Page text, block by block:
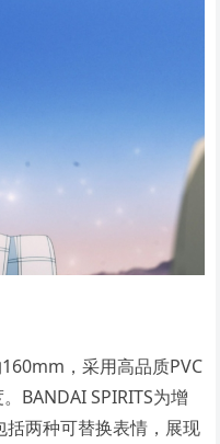
，采用高品质PVC
BANDAI SPIRITS为增
两种可替换表情，展现